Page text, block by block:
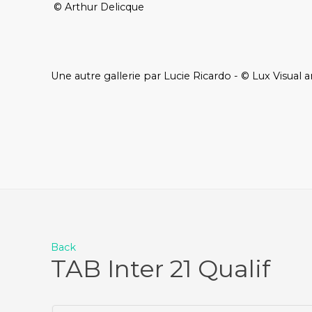
© Arthur Delicque
Une autre gallerie par Lucie Ricardo - © Lux Visual
Back
TAB Inter 21 Qualif